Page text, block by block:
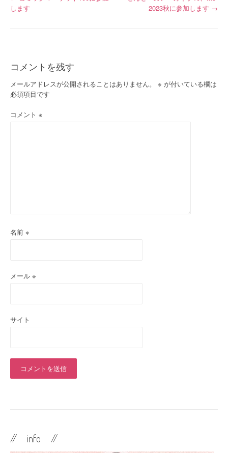
ゲ
ー
シ
します
2023秋に参加します →
コメントを残す
メールアドレスが公開されることはありません。 ※ が付いている欄は
必須項目です
コメント ※
名前 ※
メール ※
サイト
// info //